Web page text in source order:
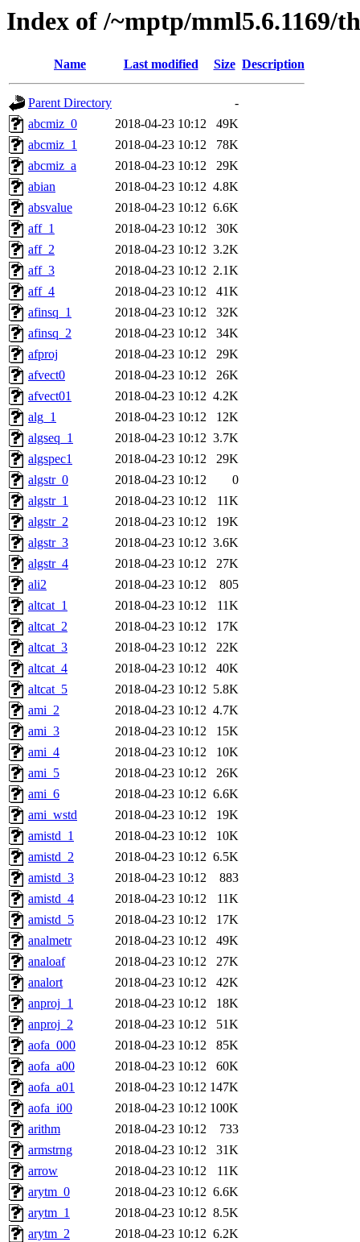
Index of /~mptp/mml5.6.1169/
Name Last modified Size Description
Parent Directory
-
abcmiz_0
2018-04-23 10:12
49K
abcmiz_1
2018-04-23 10:12
78K
abcmiz_a
2018-04-23 10:12
29K
abian
2018-04-23 10:12 4.8K
absvalue
2018-04-23 10:12 6.6K
aff_1
2018-04-23 10:12
30K
aff_2
2018-04-23 10:12 3.2K
aff_3
2018-04-23 10:12 2.1K
aff_4
2018-04-23 10:12
41K
afinsq_1
2018-04-23 10:12
32K
afinsq_2
2018-04-23 10:12
34K
afproj
2018-04-23 10:12
29K
afvect0
2018-04-23 10:12
26K
afvect01
2018-04-23 10:12 4.2K
alg_1
2018-04-23 10:12
12K
algseq_1
2018-04-23 10:12 3.7K
algspec1
2018-04-23 10:12
29K
algstr_0
2018-04-23 10:12
0
algstr_1
2018-04-23 10:12
11K
algstr_2
2018-04-23 10:12
19K
algstr_3
2018-04-23 10:12 3.6K
algstr_4
2018-04-23 10:12
27K
ali2
2018-04-23 10:12
805
altcat_1
2018-04-23 10:12
11K
altcat_2
2018-04-23 10:12
17K
altcat_3
2018-04-23 10:12
22K
altcat_4
2018-04-23 10:12
40K
altcat_5
2018-04-23 10:12 5.8K
ami_2
2018-04-23 10:12 4.7K
ami_3
2018-04-23 10:12
15K
ami_4
2018-04-23 10:12
10K
ami_5
2018-04-23 10:12
26K
ami_6
2018-04-23 10:12 6.6K
ami_wstd
2018-04-23 10:12
19K
amistd_1
2018-04-23 10:12
10K
amistd_2
2018-04-23 10:12 6.5K
amistd_3
2018-04-23 10:12
883
amistd_4
2018-04-23 10:12
11K
amistd_5
2018-04-23 10:12
17K
analmetr
2018-04-23 10:12
49K
analoaf
2018-04-23 10:12
27K
analort
2018-04-23 10:12
42K
anproj_1
2018-04-23 10:12
18K
anproj_2
2018-04-23 10:12
51K
aofa_000
2018-04-23 10:12
85K
aofa_a00
2018-04-23 10:12
60K
aofa_a01
2018-04-23 10:12 147K
aofa_i00
2018-04-23 10:12 100K
arithm
2018-04-23 10:12
733
armstrng
2018-04-23 10:12
31K
arrow
2018-04-23 10:12
11K
arytm_0
2018-04-23 10:12 6.6K
arytm_1
2018-04-23 10:12 8.5K
arytm_2
2018-04-23 10:12 6.2K